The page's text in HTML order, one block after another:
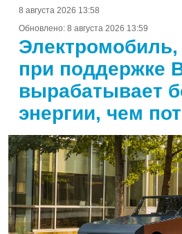
8 августа 2026 13:58
Обновлено: 8 августа 2026 13:59
при поддержке
вырабатывает
энергии, чем